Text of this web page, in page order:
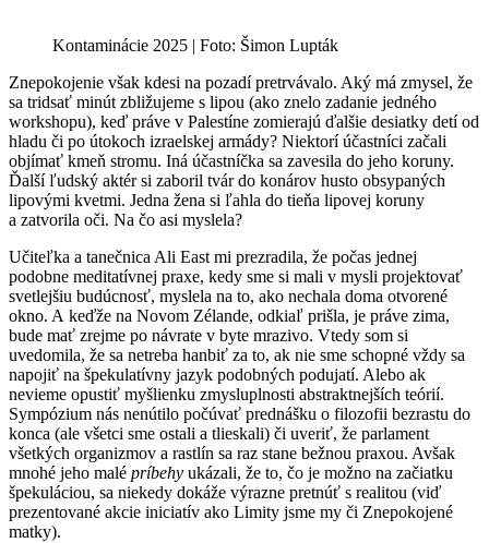
Kontaminácie 2025 | Foto: Šimon Lupták
Znepokojenie však kdesi na pozadí pretrvávalo. Aký má zmysel, že
sa tridsať minút zbližujeme s lipou (ako znelo zadanie jedného
workshopu), keď práve v Palestíne zomierajú ďalšie desiatky detí od
hladu či po útokoch izraelskej armády? Niektorí účastníci začali
objímať kmeň stromu. Iná účastníčka sa zavesila do jeho koruny.
Ďalší ľudský aktér si zaboril tvár do konárov husto obsypaných
lipovými kvetmi. Jedna žena si ľahla do tieňa lipovej koruny
a zatvorila oči. Na čo asi myslela?
Učiteľka a tanečnica Ali East mi prezradila, že počas jednej
podobne meditatívnej praxe, kedy sme si mali v mysli projektovať
svetlejšiu budúcnosť, myslela na to, ako nechala doma otvorené
okno. A keďže na Novom Zélande, odkiaľ prišla, je práve zima,
bude mať zrejme po návrate v byte mrazivo. Vtedy som si
uvedomila, že sa netreba hanbiť za to, ak nie sme schopné vždy sa
napojiť na špekulatívny jazyk podobných podujatí. Alebo ak
nevieme opustiť myšlienku zmysluplnosti abstraktnejších teórií.
Sympózium nás nenútilo počúvať prednášku o filozofii bezrastu do
konca (ale všetci sme ostali a tlieskali) či uveriť, že parlament
všetkých organizmov a rastlín sa raz stane bežnou praxou. Avšak
mnohé jeho malé príbehy ukázali, že to, čo je možno na začiatku
špekuláciou, sa niekedy dokáže výrazne pretnúť s realitou (viď
prezentované akcie iniciatív ako Limity jsme my či Znepokojené
matky).